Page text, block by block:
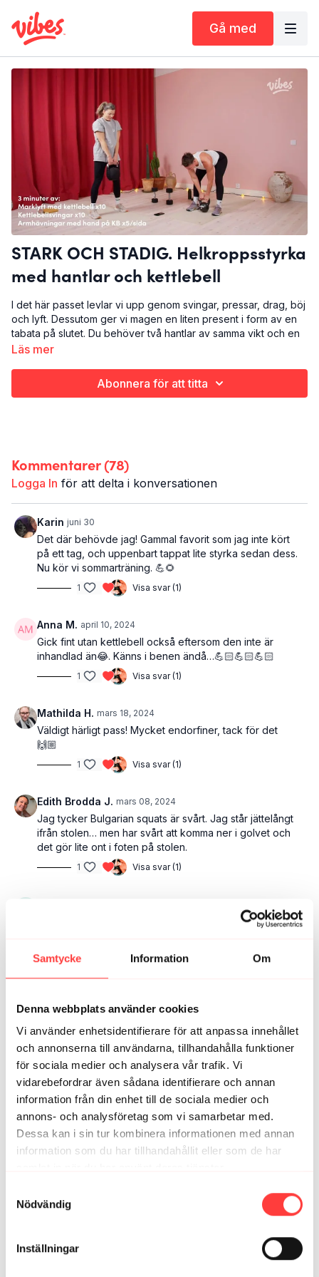
Samtycke Information Om
Denna webbplats använder cookies
Vi använder enhetsidentifierare för att anpassa innehållet
och annonserna till användarna, tillhandahålla funktioner
för sociala medier och analysera vår trafik. Vi
vidarebefordrar även sådana identifierare och annan
information från din enhet till de sociala medier och
annons- och analysföretag som vi samarbetar med.
Dessa kan i sin tur kombinera informationen med annan
information som du har tillhandahållit eller som de har
Nödvändig
Inställningar
Gå med
STARK OCH STADIG. Helkroppsstyrka
med hantlar och kettlebell
I det här passet levlar vi upp genom svingar, pressar, drag, böj
och lyft. Dessutom ger vi magen en liten present i form av en
tabata på slutet. Du behöver två hantlar av samma vikt och en
kettlebell.
Styrketräning med redskap
Läs mer
Abonnera för att titta
Kommentarer (78)
Logga In för att delta i konversationen
Karin juni 30
Det där behövde jag! Gammal favorit som jag inte kört
på ett tag, och uppenbart tappat lite styrka sedan dess.
Nu kör vi sommarträning. 💪🌻
1 Visa svar (1)
Anna M. april 10, 2024
Gick fint utan kettlebell också eftersom den inte är
inhandlad än😂. Känns i benen ändå…💪🏻💪🏻💪🏻
1 Visa svar (1)
Mathilda H. mars 18, 2024
Väldigt härligt pass! Mycket endorfiner, tack för det
🙌🏼
1 Visa svar (1)
Edith Brodda J. mars 08, 2024
Jag tycker Bulgarian squats är svårt. Jag står jättelångt
ifrån stolen… men har svårt att komma ner i golvet och
det gör lite ont i foten på stolen.
1 Visa svar (1)
Det här passet skojar man inte bort🥵🤩 Grymt pass!!!
Elinsvettas mars 20, 2023
detta va!
1 Visa svar (1)
Elin S. mars 14, 2023
Löv it! 🏋🏼 Tack!
0 Visa svar (1)
Mia mars 12, 2023
Så himla gott pass! Tack 🙏🏼
Hanna
snälla!!